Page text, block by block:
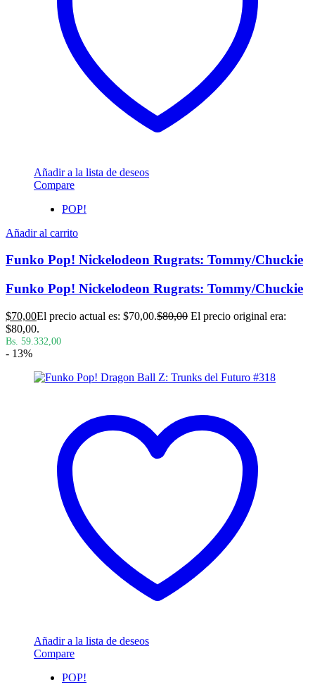
Añadir a la lista de deseos
Compare
POP!
Añadir al carrito
Funko Pop! Nickelodeon Rugrats: Tommy/Chuckie
Funko Pop! Nickelodeon Rugrats: Tommy/Chuckie
$70,00El precio actual es: $70,00.$80,00 El precio original era:
$80,00.
Bs. 59.332,00
- 13%
Añadir a la lista de deseos
Compare
POP!